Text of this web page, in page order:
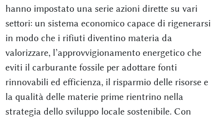
hanno impostato una serie azioni dirette su vari
settori: un sistema economico capace di rigenerarsi
in modo che i rifiuti diventino materia da
valorizzare, l’approvvigionamento energetico che
eviti il carburante fossile per adottare fonti
rinnovabili ed efficienza, il risparmio delle risorse e
la qualità delle materie prime rientrino nella
strategia dello sviluppo locale sostenibile. Con